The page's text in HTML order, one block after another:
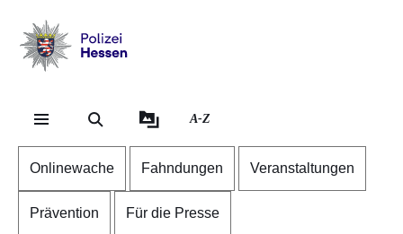
Hessen
A-Z
Onlinewache Fahndungen Veranstaltungen
Prävention Für die Presse